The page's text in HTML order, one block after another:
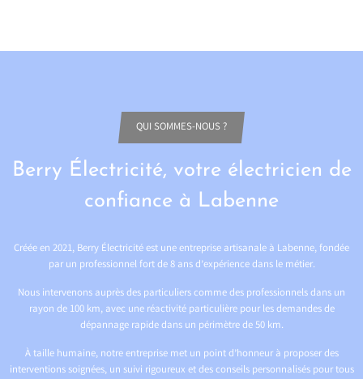
QUI SOMMES-NOUS ?
Berry Électricité, votre électricien de
confiance à Labenne
Créée en 2021, Berry Électricité est une entreprise artisanale à Labenne, fondée
par un professionnel fort de 8 ans d’expérience dans le métier.
Nous intervenons auprès des particuliers comme des professionnels dans un
rayon de 100 km, avec une réactivité particulière pour les demandes de
dépannage rapide dans un périmètre de 50 km.
À taille humaine, notre entreprise met un point d’honneur à proposer des
interventions soignées, un suivi rigoureux et des conseils personnalisés pour tous